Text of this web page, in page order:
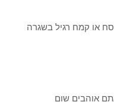
אוהבים שום